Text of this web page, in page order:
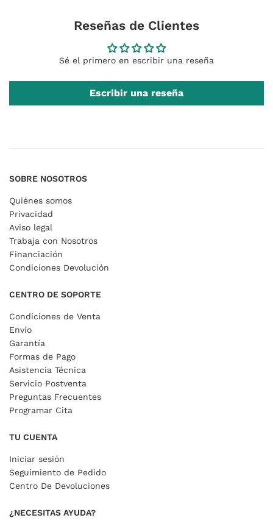
Reseñas de Clientes
Sé el primero en escribir una reseña
Escribir una reseña
SOBRE NOSOTROS
Quiénes somos
Privacidad
Aviso legal
Trabaja con Nosotros
Financiación
Condiciones Devolución
CENTRO DE SOPORTE
Condiciones de Venta
Envío
Garantía
Formas de Pago
Asistencia Técnica
Servicio Postventa
Preguntas Frecuentes
Programar Cita
TU CUENTA
Iniciar sesión
Seguimiento de Pedido
Centro De Devoluciones
¿NECESITAS AYUDA?